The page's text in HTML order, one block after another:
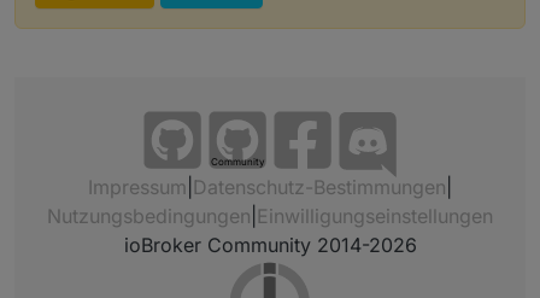
Community
Impressum Datenschutz-Bestimmungen
Nutzungsbedingungen Einwilligungseinstellungen
ioBroker Community 2014-2026